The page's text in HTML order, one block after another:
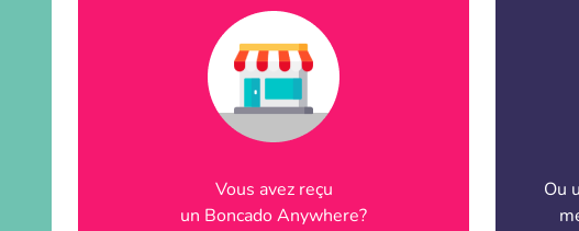
Vous avez reçu
un Boncado Anywhere?
Ou